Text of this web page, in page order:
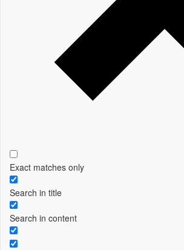
Exact matches only
Search in title
Search in content